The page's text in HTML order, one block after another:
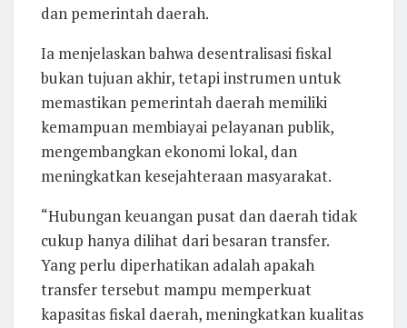
dan pemerintah daerah.
Ia menjelaskan bahwa desentralisasi fiskal
bukan tujuan akhir, tetapi instrumen untuk
memastikan pemerintah daerah memiliki
kemampuan membiayai pelayanan publik,
mengembangkan ekonomi lokal, dan
meningkatkan kesejahteraan masyarakat.
“Hubungan keuangan pusat dan daerah tidak
cukup hanya dilihat dari besaran transfer.
Yang perlu diperhatikan adalah apakah
transfer tersebut mampu memperkuat
kapasitas fiskal daerah, meningkatkan kualitas